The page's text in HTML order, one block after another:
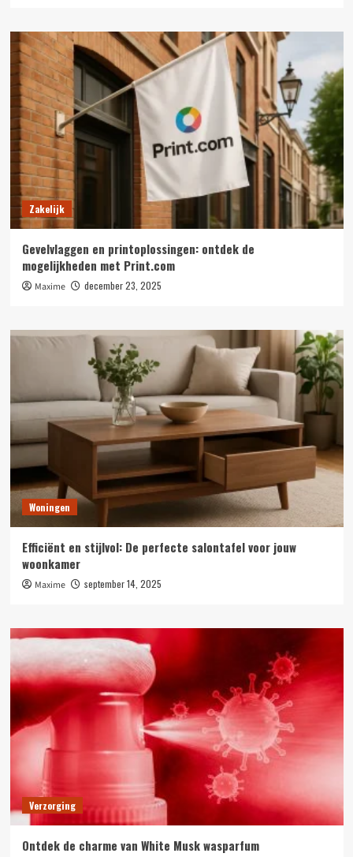
Zakelijk
Gevelvlaggen en printoplossingen: ontdek de
mogelijkheden met Print.com
Maxime december 23, 2025
Woningen
Efficiënt en stijlvol: De perfecte salontafel voor jouw
woonkamer
Maxime september 14, 2025
Verzorging
Ontdek de charme van White Musk wasparfum